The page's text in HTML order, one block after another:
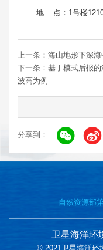
地 点：1号楼
上一条： 海山地形下深
下一条： 基于模式后报
波高为例
分享到：
自然资源部
卫星海洋环
© 2021卫星海洋环